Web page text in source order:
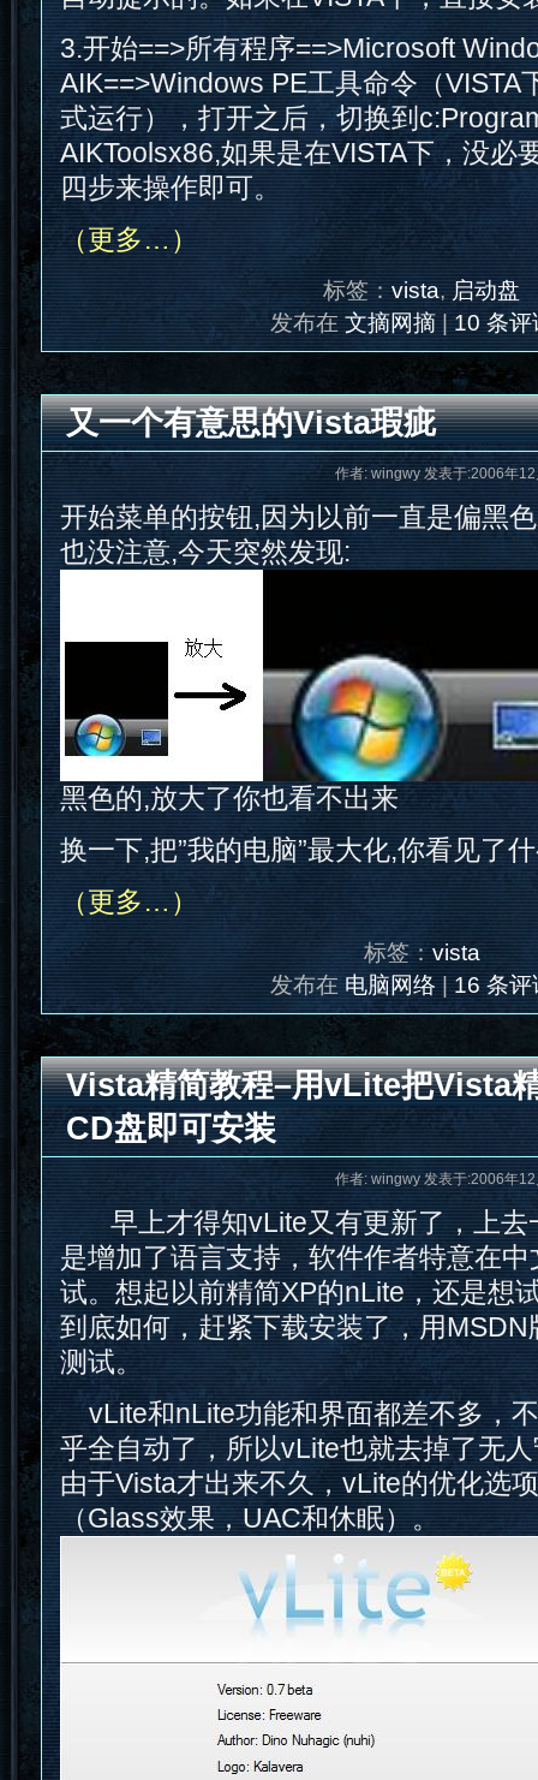
3.开始==>所有程序==>Microsoft
AIK==>Windows PE工具命令（VISTA
式运行），打开之后，切换到
AIKToolsx86,如果是在VISTA下，没必
四步来操作即可。
（更多…）
标签：vista, 启动盘
发布在 文摘网摘|10 条评
又一个有意思的Vista瑕疵
作者: wingwy 发表于:2006年
开始菜单的按钮,因为以前一直是偏黑
也没注意,今天突然发现:
黑色的,放大了你也看不出来
换一下,把”我的电脑”最大化,你看见了
（更多…）
标签：vista
发布在电脑网络 |16 条评
Vista精简教程–用vLite把Vista
CD盘即可安装
作者: wingwy 发表于:2006年
早上才得知vLite又有更新了，上去
是增加了语言支持，软件作者特意在
试。想起以前精简XP的nLite，还是想
到底如何，赶紧下载安装了，用
测试。
vLite和nLite功能和界面都差不多，
乎全自动了，所以vLite也就去掉了无
由于Vista才出来不久，vLite的优化选
（Glass效果，UAC和休眠）。